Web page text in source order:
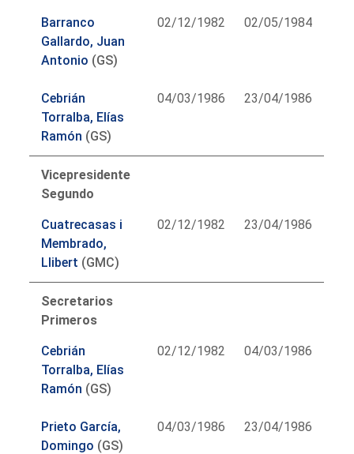
Barranco
Gallardo, Juan
Antonio (GS)
02/12/1982 02/05/1984
Cebrián
Torralba, Elías
Ramón (GS)
04/03/1986 23/04/1986
Vicepresidente
Segundo
Cuatrecasas i
Membrado,
Llibert (GMC)
02/12/1982 23/04/1986
Secretarios
Primeros
Cebrián
Torralba, Elías
Ramón (GS)
02/12/1982 04/03/1986
Prieto García,
Domingo (GS)
04/03/1986 23/04/1986